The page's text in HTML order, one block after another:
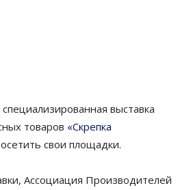
выставка
товаров «Скрепка
свои площадки.
Ассоциация Производителей